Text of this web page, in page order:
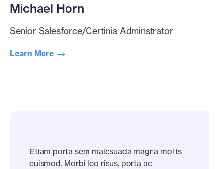
Michael Horn
Senior Salesforce/Certinia Adminstrator
Learn More
Etiam porta sem malesuada magna mollis
euismod. Morbi leo risus, porta ac